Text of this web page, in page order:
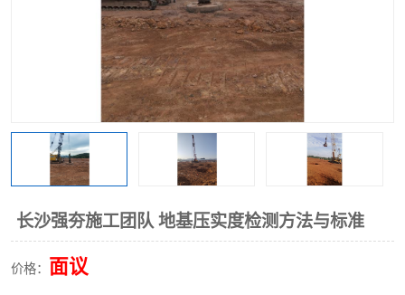
长沙强夯施工团队 地基压实度检测方法与标准
价格： 面议